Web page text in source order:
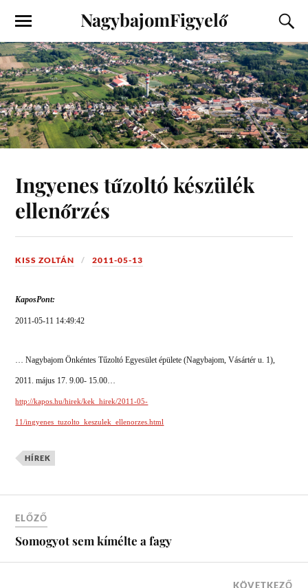
NagybajomFigyelő
Ingyenes tűzoltó készülék
ellenőrzés
KISS ZOLTÁN 2011-05-13
KaposPont:
2011-05-11 14:49:42
… Nagybajom Önkéntes Tűzoltó Egyesület épülete (Nagybajom, Vásártér u. 1),
2011. május 17. 9.00- 15.00…
http://kapos.hu/hirek/kek_hirek/2011-05-
11/ingyenes_tuzolto_keszulek_ellenorzes.html
HÍREK
ELŐZŐ
Somogyot sem kímélte a fagy
KÖVETKEZŐ